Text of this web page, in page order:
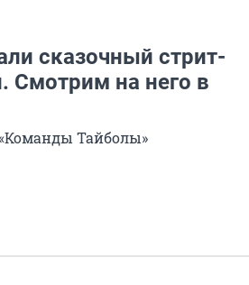
сказочный стрит-
Смотрим на него в
Тайболы»